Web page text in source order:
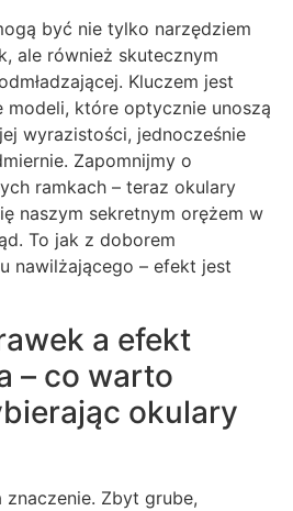
być nie tylko narzędziem
ale również skutecznym
Kluczem jest
modeli, które optycznie unoszą
wyrazistości, jednocześnie
Zapomnijmy o
ramkach – teraz okulary
naszym sekretnym orężem w
To jak z doborem
nawilżającego – efekt jest
a efekt
– co warto
okulary
Zbyt grube,